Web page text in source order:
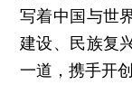
写着中国与世
建设、民族复
一道，携手开